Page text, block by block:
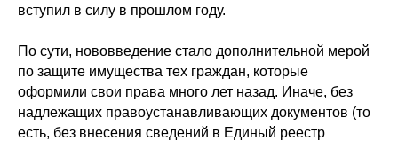
вступил в силу в прошлом году.
По сути, нововведение стало дополнительной мерой
по защите имущества тех граждан, которые
оформили свои права много лет назад. Иначе, без
надлежащих правоустанавливающих документов (то
есть, без внесения сведений в Единый реестр